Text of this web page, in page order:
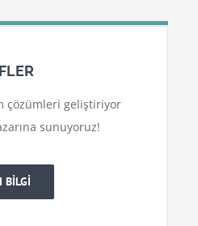
çözümleri geliştiriyor
sunuyoruz!
BİLGİ